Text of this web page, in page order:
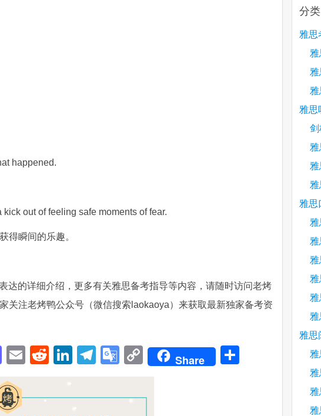
happened.
out of feeling safe moments of fear.
得瞬间的乐趣。
达的详细介绍，更多有关雅思备考指导等内容，请随时访问老烤
关注老烤鸭公众号（微信搜索laokaoya）来获取最新独家备考资
Mastodon
EmailRedditLinkedIn
Telegram
Google
CopyShare
分类
雅思
雅思
剑
雅思
雅思